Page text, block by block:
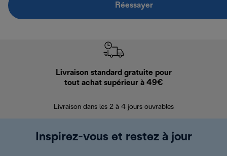
Réessayer
Livraison standard gratuite pour
tout achat supérieur à 49€
Livraison dans les 2 à 4 jours ouvrables
Inspirez-vous et restez à jour